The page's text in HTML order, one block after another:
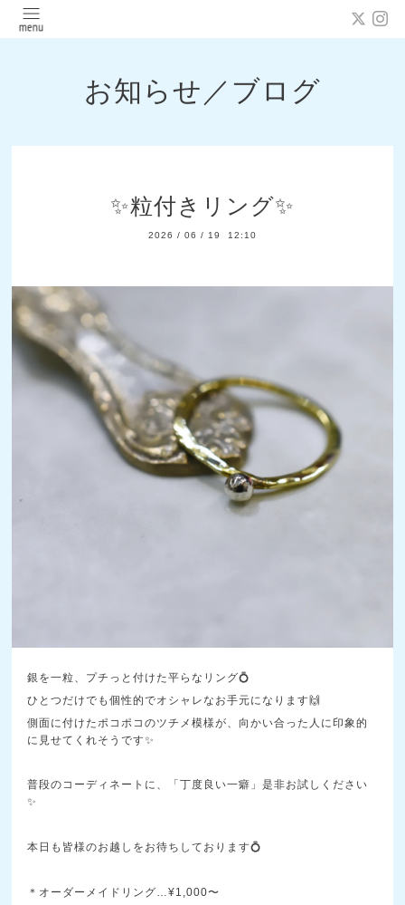
お知らせ／ブログ
✨️粒付きリング✨️
2026 / 06 / 19 12:10
銀を一粒、プチっと付けた平らなリング💍
ひとつだけでも個性的でオシャレなお手元になります🙌
側面に付けたポコポコのツチメ模様が、向かい合った人に印象的
に見せてくれそうです✨️
普段のコーディネートに、「丁度良い一癖」是非お試しください
✨️
本日も皆様のお越しをお待ちしております💍
＊オーダーメイドリング…¥1,000〜